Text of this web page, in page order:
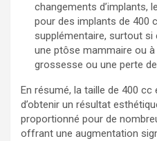
changements d’implants,
pour des implants de 400
supplémentaire, surtout
une ptôse mammaire ou
grossesse ou une perte
En résumé, la taille de 400
d’obtenir un résultat
proportionné pour de
offrant une augmentation